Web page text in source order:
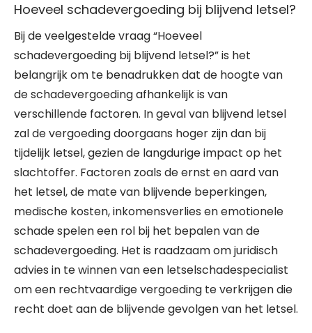
Hoeveel schadevergoeding bij blijvend letsel?
Bij de veelgestelde vraag “Hoeveel
schadevergoeding bij blijvend letsel?” is het
belangrijk om te benadrukken dat de hoogte van
de schadevergoeding afhankelijk is van
verschillende factoren. In geval van blijvend letsel
zal de vergoeding doorgaans hoger zijn dan bij
tijdelijk letsel, gezien de langdurige impact op het
slachtoffer. Factoren zoals de ernst en aard van
het letsel, de mate van blijvende beperkingen,
medische kosten, inkomensverlies en emotionele
schade spelen een rol bij het bepalen van de
schadevergoeding. Het is raadzaam om juridisch
advies in te winnen van een letselschadespecialist
om een rechtvaardige vergoeding te verkrijgen die
recht doet aan de blijvende gevolgen van het letsel.